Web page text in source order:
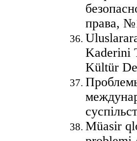
права,
Kaderini
Kültür
Müasir